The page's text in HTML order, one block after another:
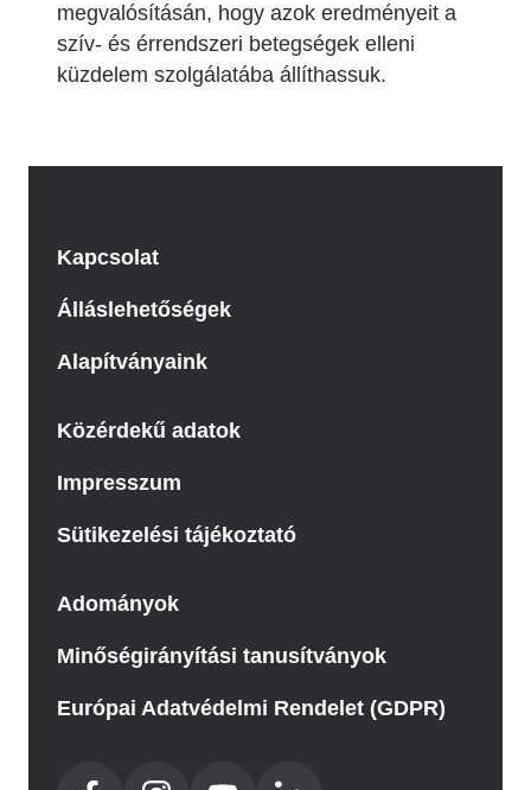
megvalósításán, hogy azok eredményeit a
szív- és érrendszeri betegségek elleni
küzdelem szolgálatába állíthassuk.
Kapcsolat
Álláslehetőségek
Alapítványaink
Közérdekű adatok
Impresszum
Sütikezelési tájékoztató
Adományok
Minőségirányítási tanusítványok
Európai Adatvédelmi Rendelet (GDPR)